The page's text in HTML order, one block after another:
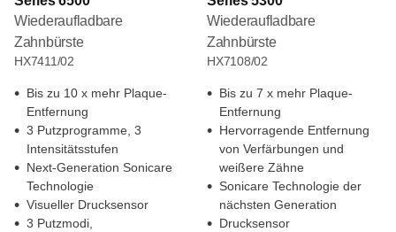
Wiederaufladbare
Zahnbürste
HX7411/02
Bis zu 10 x mehr Plaque-
Entfernung
3 Putzprogramme, 3
Intensitätsstufen
Next-Generation Sonicare
Technologie
Visueller Drucksensor
3 Putzmodi,
Wiederaufladbare
Zahnbürste
HX7108/02
Bis zu 7 x mehr Plaque-
Entfernung
Hervorragende Entfernung
von Verfärbungen und
weißere Zähne
Sonicare Technologie der
nächsten Generation
Drucksensor